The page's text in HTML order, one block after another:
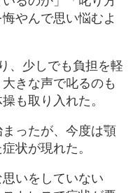
やんで思い悩むよ
、少しでも負担を軽
きな声で叱るのも
も取り入れた。
ったが、今度は顎
状が現れた。
いをしていない